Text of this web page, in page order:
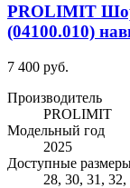
PROLIMIT
(04100.010)
7 400 руб.
Производитель
PROLIMIT
Модельный год
2025
Доступные
28, 30, 31,